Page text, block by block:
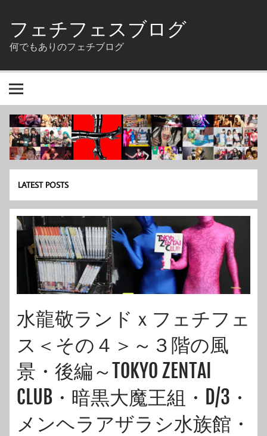
content
フェチフェスブログ
何でもありのフェチブログ
LATEST POSTS
水龍敬ランドｘフェチフェ
ス＜その４＞～３階の風
景・後編～TOKYO ZENTAI
CLUB・暗黒大魔王組・D/3・
メンヘラアザラシ水族館・